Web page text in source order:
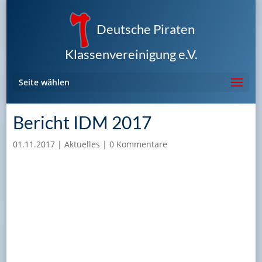
Deutsche Piraten
Klassenvereinigung e.V.
Seite wählen
Bericht IDM 2017
01.11.2017| Aktuelles | 0 Kommentare